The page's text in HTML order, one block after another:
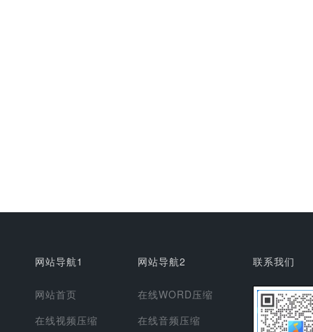
网站导航1
网站首页
在线视频压缩
网站导航2
在线WORD压缩
在线音频压缩
联系我们